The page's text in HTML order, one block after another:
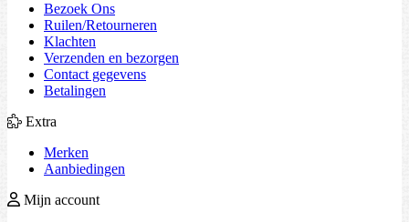
Bezoek Ons
Ruilen/Retourneren
Klachten
Verzenden en bezorgen
Contact gegevens
Betalingen
Extra
Merken
Aanbiedingen
Mijn account